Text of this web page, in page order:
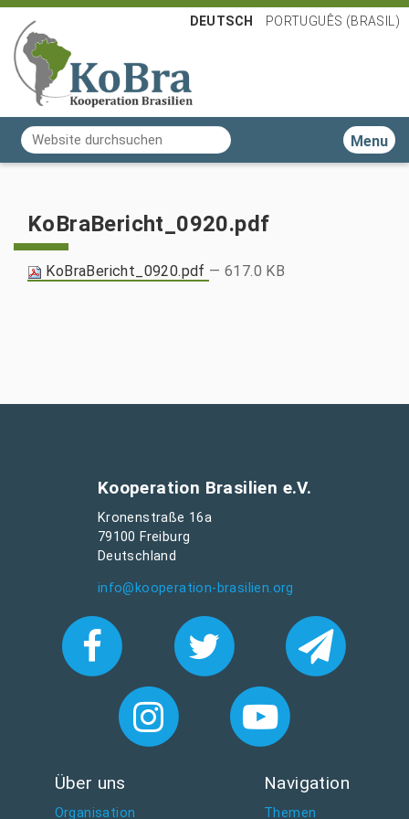
Website durchsuchen
Erweiterte Suche…
DEUTSCH PORTUGUÊS (BRASIL)
Toggle
KoBraBericht_0920.pdf
KoBraBericht_0920.pdf — 617.0 KB
Kooperation Brasilien e.V.
Kronenstraße 16a
79100 Freiburg
Deutschland
info@kooperation-brasilien.org
Über uns
Organisation
Navigation
Themen